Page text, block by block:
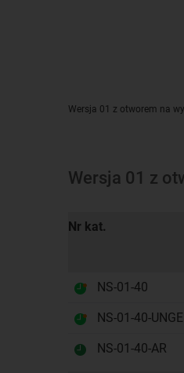
Wersja 01 z otworem na
Wersja 01 z
Nr kat.
NS-01-40
NS-01-40-
NS-01-40-AR